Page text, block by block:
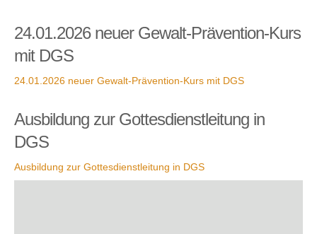
24.01.2026 neuer Gewalt-Prävention-Kurs
mit DGS
24.01.2026 neuer Gewalt-Prävention-Kurs mit DGS
Ausbildung zur Gottesdienstleitung in
DGS
Ausbildung zur Gottesdienstleitung in DGS